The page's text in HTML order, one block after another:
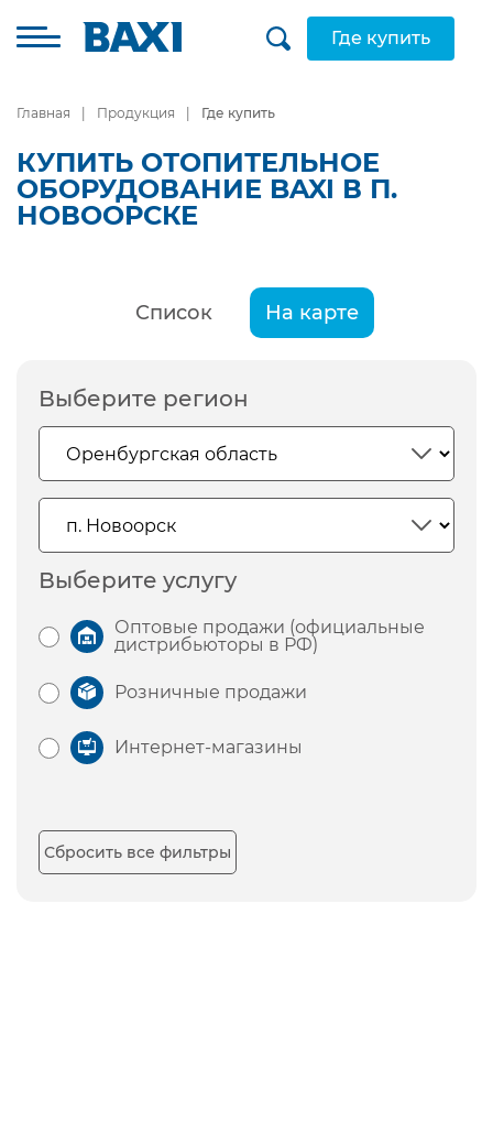
Где купить
Главная Продукция Где купить
КУПИТЬ ОТОПИТЕЛЬНОЕ
ОБОРУДОВАНИЕ BAXI В П.
НОВООРСКЕ
Список На карте
Выберите регион
Выберите услугу
Оптовые продажи (официальные
дистрибьюторы в РФ)
Розничные продажи
Интернет-магазины
Сбросить все фильтры